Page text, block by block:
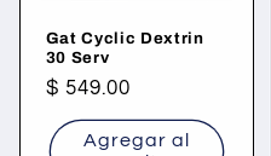
Gat Cyclic Dextrin
30 Serv
Precio
habitual
$ 549.00
Agregar al